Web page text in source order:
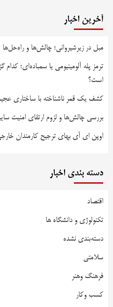
آخرین اخبار
مبل در زیرشیروانی؛ چالش‌ها و راه‌حل‌ها
ترمز پله آلومینیومی یا سمباده‌ای؛
است؟
کشف یک قمر ناشناخته با ساختاری
بررسی چالش‌ها و لزوم ارتقای امنیت
اوپن ای آی بهای ترجیح کارمندان
دسته بندی اخبار
اقتصاد
تکنولوژی و دانشگاه ها
دسته‌بندی نشده
سلامتی
فرهنگ وهنر
کسب وکار